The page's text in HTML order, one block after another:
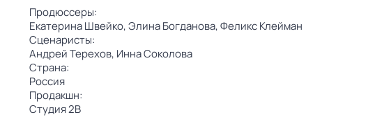
Продюссеры:
Екатерина Швейко,Элина Богданова,Феликс Клейман
Сценаристы:
Андрей Терехов, Инна Соколова
Страна:
Россия
Продакшн:
Студия 2B